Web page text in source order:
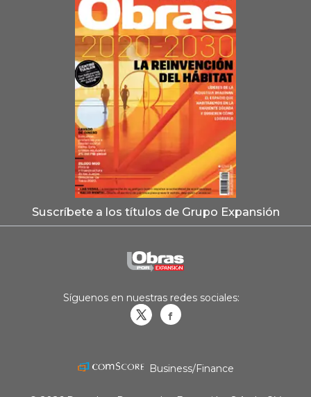
Suscríbete a los títulos de Grupo Expansión
Síguenos en nuestras redes sociales:
Business/Finance